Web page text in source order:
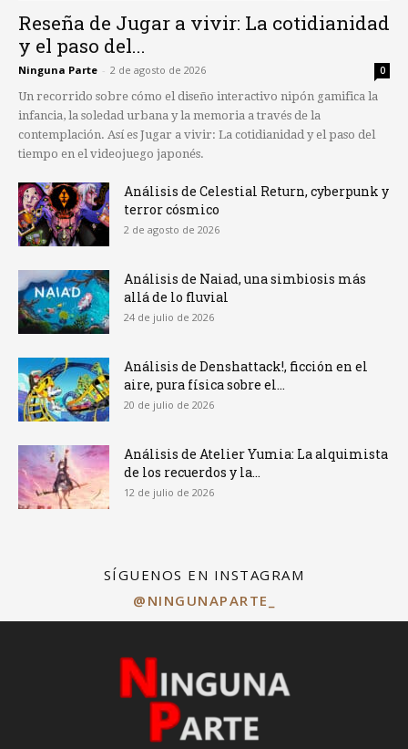
Reseña de Jugar a vivir: La cotidianidad
y el paso del...
Ninguna Parte - 2 de agosto de 2026 0
Un recorrido sobre cómo el diseño interactivo nipón gamifica la
infancia, la soledad urbana y la memoria a través de la
contemplación. Así es Jugar a vivir: La cotidianidad y el paso del
tiempo en el videojuego japonés.
Análisis de Celestial Return, cyberpunk y
terror cósmico
2 de agosto de 2026
Análisis de Naiad, una simbiosis más
allá de lo fluvial
24 de julio de 2026
Análisis de Denshattack!, ficción en el
aire, pura física sobre el...
20 de julio de 2026
Análisis de Atelier Yumia: La alquimista
de los recuerdos y la...
12 de julio de 2026
SÍGUENOS EN INSTAGRAM
@NINGUNAPARTE_